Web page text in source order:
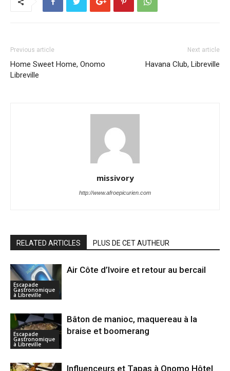
Previous article
Home Sweet Home, Onomo
Libreville
Next article
Havana Club, Libreville
missivory
http://www.afroepicurien.com
RELATED ARTICLES PLUS DE CET AUTHEUR
Escapade
Gastronomique
à Libreville
Air Côte d’Ivoire et retour au bercail
Escapade
Gastronomique
à Libreville
Bâton de manioc, maquereau à la
braise et boomerang
Influenceurs et Tapas à Onomo Hôtel